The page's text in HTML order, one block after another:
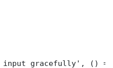
input gracefully', ()